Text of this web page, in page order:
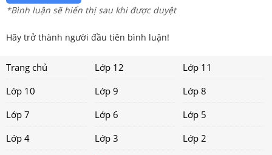
*Bình luận sẽ hiển thị sau khi được duyệt
Hãy trở thành người đầu tiên bình luận!
Trang chủ Lớp 12
Lớp 11
Lớp 10
Lớp 9
Lớp 8
Lớp 7
Lớp 6
Lớp 5
Lớp 4
Lớp 3
Lớp 2